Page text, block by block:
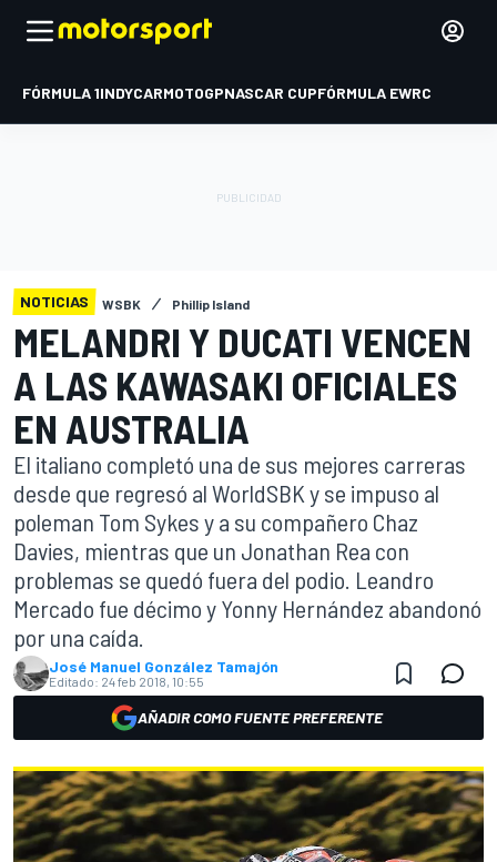
FÓRMULA 1INDYCARMOTOGPNASCAR CUPFÓRMULA EWRC
NOTICIAS WSBK Phillip Island
MELANDRI Y DUCATI VENCEN
A LAS KAWASAKI OFICIALES
EN AUSTRALIA
El italiano completó una de sus mejores carreras
desde que regresó al WorldSBK y se impuso al
poleman Tom Sykes y a su compañero Chaz
Davies, mientras que un Jonathan Rea con
problemas se quedó fuera del podio. Leandro
Mercado fue décimo y Yonny Hernández abandonó
por una caída.
José Manuel González Tamajón
Editado: 24 feb 2018, 10:55
AÑADIR COMO FUENTE PREFERENTE